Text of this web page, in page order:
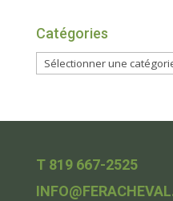
Catégories
T 819 667-2525